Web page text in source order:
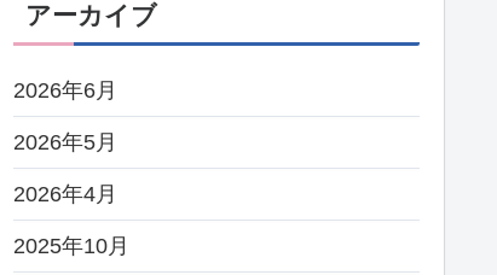
アーカイブ
2026年6月
2026年5月
2026年4月
2025年10月